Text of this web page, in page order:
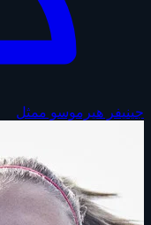
جينيفر هيرموسو ممثل